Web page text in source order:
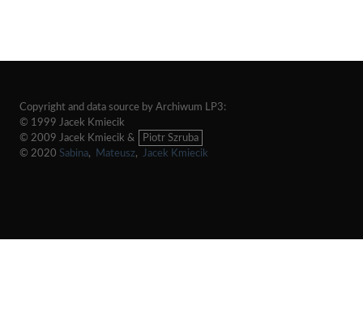
Copyright and data source by Archiwum LP3:
© 1999 Jacek Kmiecik
© 2009 Jacek Kmiecik &
Piotr Szruba
© 2020 Sabina, Mateusz, Jacek Kmiecik